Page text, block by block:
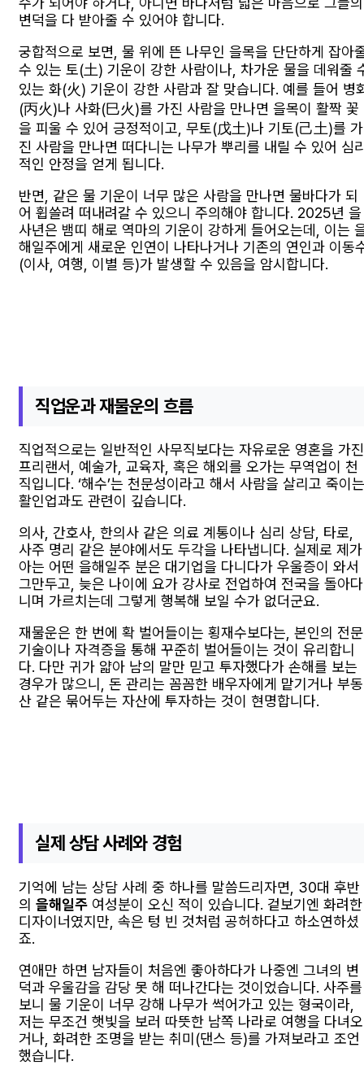
변덕을 다 받아줄 수 있어야 합니다.
궁합적으로 보면, 물 위에 뜬 나무인 을목을 단단하게 잡아
수 있는 토(土) 기운이 강한 사람이나, 차가운 물을 데워줄
있는 화(火) 기운이 강한 사람과 잘 맞습니다. 예를 들어 병
(丙火)나 사화(巳火)를 가진 사람을 만나면 을목이 활짝 꽃
을 피울 수 있어 긍정적이고, 무토(戊土)나 기토(己土)를 가
진 사람을 만나면 떠다니는 나무가 뿌리를 내릴 수 있어 심
적인 안정을 얻게 됩니다.
반면, 같은 물 기운이 너무 많은 사람을 만나면 물바다가 되
어 휩쓸려 떠내려갈 수 있으니 주의해야 합니다. 2025년 을
사년은 뱀띠 해로 역마의 기운이 강하게 들어오는데, 이는
해일주에게 새로운 인연이 나타나거나 기존의 연인과 이동
(이사, 여행, 이별 등)가 발생할 수 있음을 암시합니다.
직업운과 재물운의 흐름
직업적으로는 일반적인 사무직보다는 자유로운 영혼을 가진
프리랜서, 예술가, 교육자, 혹은 해외를 오가는 무역업이 천
직입니다. ‘해수’는 천문성이라고 해서 사람을 살리고 죽이는
활인업과도 관련이 깊습니다.
의사, 간호사, 한의사 같은 의료 계통이나 심리 상담, 타로,
사주 명리 같은 분야에서도 두각을 나타냅니다. 실제로 제가
아는 어떤 을해일주 분은 대기업을 다니다가 우울증이 와서
그만두고, 늦은 나이에 요가 강사로 전업하여 전국을 돌아다
니며 가르치는데 그렇게 행복해 보일 수가 없더군요.
재물운은 한 번에 확 벌어들이는 횡재수보다는, 본인의 전문
기술이나 자격증을 통해 꾸준히 벌어들이는 것이 유리합니
다. 다만 귀가 얇아 남의 말만 믿고 투자했다가 손해를 보는
경우가 많으니, 돈 관리는 꼼꼼한 배우자에게 맡기거나 부동
산 같은 묶어두는 자산에 투자하는 것이 현명합니다.
실제 상담 사례와 경험
기억에 남는 상담 사례 중 하나를 말씀드리자면, 30대 후반
의 을해일주 여성분이 오신 적이 있습니다. 겉보기엔 화려한
디자이너였지만, 속은 텅 빈 것처럼 공허하다고 하소연하셨
죠.
연애만 하면 남자들이 처음엔 좋아하다가 나중엔 그녀의 변
덕과 우울감을 감당 못 해 떠나간다는 것이었습니다. 사주를
보니 물 기운이 너무 강해 나무가 썩어가고 있는 형국이라,
저는 무조건 햇빛을 보러 따뜻한 남쪽 나라로 여행을 다녀오
거나, 화려한 조명을 받는 취미(댄스 등)를 가져보라고 조언
했습니다.